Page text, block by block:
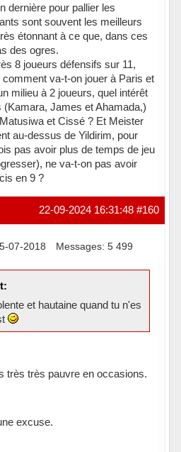
dernière pour pallier les
sont souvent les meilleurs
étonnant à ce que, dans ces
des ogres.
8 joueurs défensifs sur 11,
va-t-on jouer à Paris et
milieu à 2 joueurs, quel intérêt
James et Ahamada,)
et Cissé ? Et Meister
au-dessus de Yildirim, pour
pas avoir plus de temps de jeu
ne va-t-on pas avoir
en 9 ?
#160
22-09-2024 16:31:48
07-2018 Messages: 5 499
et hautaine quand tu n'es
très très pauvre en occasions.
excuse.